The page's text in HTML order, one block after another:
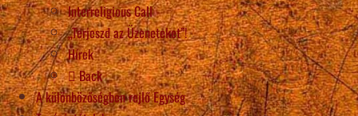
Interreligious Call
„Terjeszd az Üzeneteket”!
Hírek
Back
A különbözőségben rejlő Egység